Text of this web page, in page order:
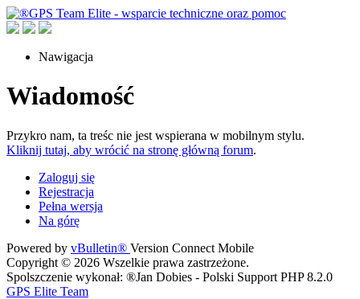
Nawigacja
Wiadomość
Przykro nam, ta treśc nie jest wspierana w mobilnym stylu.
Kliknij tutaj, aby wrócić na stronę główną forum.
Zaloguj się
Rejestracja
Pełna wersja
Na górę
Powered by vBulletin® Version Connect Mobile
Copyright © 2026 Wszelkie prawa zastrzeżone.
Spolszczenie wykonał: ®Jan Dobies - Polski Support PHP 8.2.0
GPS Elite Team